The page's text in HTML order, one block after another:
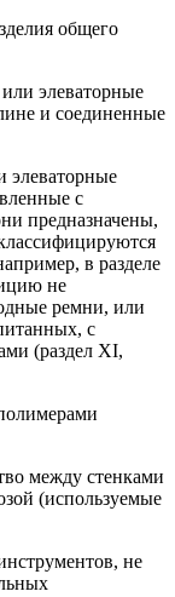
общего
элеваторные
и соединенные
элеваторные
с
предназначены,
в разделе
не
ремни, или
с
(раздел XI,
между стенками
(используемые
не